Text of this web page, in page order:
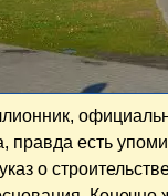
правда есть
о